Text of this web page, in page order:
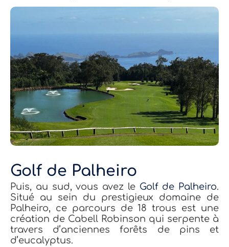
Golf de Palheiro
Puis, au sud, vous avez le Golf de Palheiro.
Situé au sein du prestigieux domaine de
Palheiro, ce parcours de 18 trous est une
création de Cabell Robinson qui serpente à
travers d’anciennes forêts de pins et
d’eucalyptus.